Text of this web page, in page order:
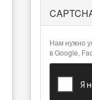
информация
Нам нужно
в Google,